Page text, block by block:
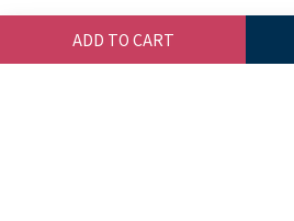
ADD TO CART